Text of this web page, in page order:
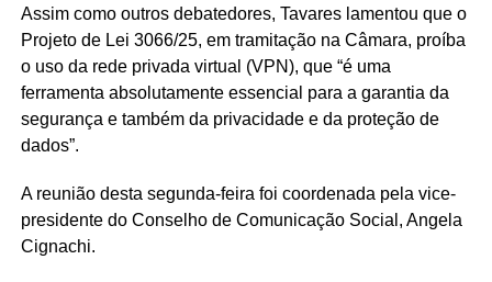
Assim como outros debatedores, Tavares lamentou que o
Projeto de Lei 3066/25, em tramitação na Câmara, proíba
o uso da rede privada virtual (VPN), que “é uma
ferramenta absolutamente essencial para a garantia da
segurança e também da privacidade e da proteção de
dados”.
A reunião desta segunda-feira foi coordenada pela vice-
presidente do Conselho de Comunicação Social, Angela
Cignachi.